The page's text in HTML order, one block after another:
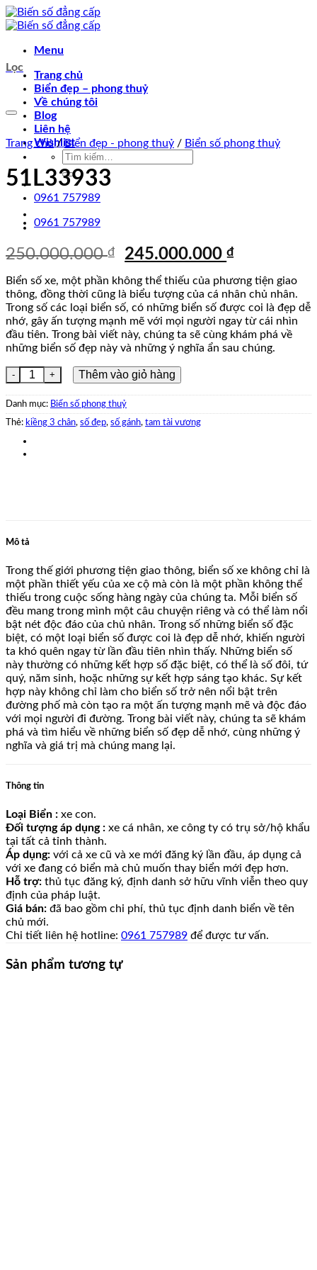
Chuyển
đến
dung
Menu
Trang chủ
Biển đẹp – phong thuỷ
Về chúng tôi
Blog
Liên hệ
Wishlist
Tìm
kiếm:
0961 757989
0961 757989
Lọc
Trang chủ / Biển đẹp - phong thuỷ / Biển số phong thuỷ
51L33933
250.000.000₫
Giá
là:
250.000.000 ₫.
245.000.000₫Giá
tại
là:
Biển số xe, một phần không thể thiếu của phương tiện giao
thông, đồng thời cũng là biểu tượng của cá nhân chủ nhân.
Trong số các loại biển số, có những biển số được coi là đẹp dễ
nhớ, gây ấn tượng mạnh mẽ với mọi người ngay từ cái nhìn
đầu tiên. Trong bài viết này, chúng ta sẽ cùng khám phá về
những biển số đẹp này và những ý nghĩa ẩn sau chúng.
51L33933 số lượngThêm vào giỏ hàng
Danh mục: Biển số phong thuỷ
Thẻ: kiềng 3 chân, số đẹp, số gánh, tam tài vương
Mô tả
Trong thế giới phương tiện giao thông, biển số xe không chỉ là
một phần thiết yếu của xe cộ mà còn là một phần không thể
thiếu trong cuộc sống hàng ngày của chúng ta. Mỗi biển số
đều mang trong mình một câu chuyện riêng và có thể làm nổi
bật nét độc đáo của chủ nhân. Trong số những biển số đặc
biệt, có một loại biển số được coi là đẹp dễ nhớ, khiến người
ta khó quên ngay từ lần đầu tiên nhìn thấy. Những biển số
này thường có những kết hợp số đặc biệt, có thể là số đôi, tứ
quý, năm sinh, hoặc những sự kết hợp sáng tạo khác. Sự kết
hợp này không chỉ làm cho biển số trở nên nổi bật trên
đường phố mà còn tạo ra một ấn tượng mạnh mẽ và độc đáo
với mọi người đi đường. Trong bài viết này, chúng ta sẽ khám
phá và tìm hiểu về những biển số đẹp dễ nhớ, cùng những ý
nghĩa và giá trị mà chúng mang lại.
Thông tin
Loại Biển : xe con.
Đối tượng áp dụng : xe cá nhân, xe công ty có trụ sở/hộ khẩu
tại tất cả tỉnh thành.
Áp dụng: với cả xe cũ và xe mới đăng ký lần đầu, áp dụng cả
với xe đang có biển mà chủ muốn thay biển mới đẹp hơn.
Hỗ trợ: thủ tục đăng ký, định danh sở hữu vĩnh viễn theo quy
định của pháp luật.
Giá bán: đã bao gồm chi phí, thủ tục định danh biển về tên
chủ mới.
Chi tiết liên hệ hotline: 0961 757989 để được tư vấn.
Sản phẩm tương tự